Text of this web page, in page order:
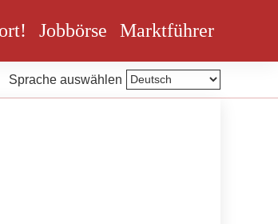
Jobbörse Marktführer
Sprache auswählen